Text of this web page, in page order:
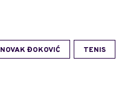
NOVAK ĐOKOVIĆ TENIS